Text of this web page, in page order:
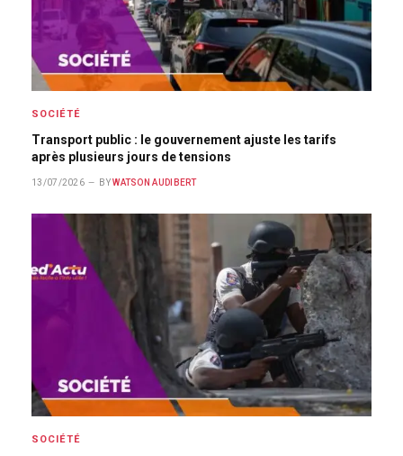
SOCIÉTÉ
Transport public : le gouvernement ajuste les tarifs
après plusieurs jours de tensions
13/07/2026 BY WATSON AUDIBERT
SOCIÉTÉ